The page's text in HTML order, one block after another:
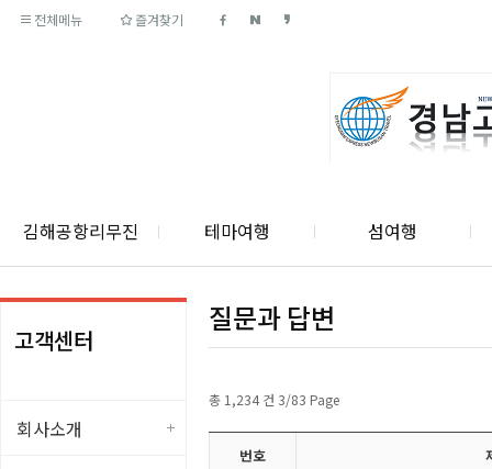
전체메뉴 즐겨찾기
김해공항리무진 테마여행 섬여행
고객센터
회사소개
질문과 답변
총 1,234 건 3/83 Page
번호